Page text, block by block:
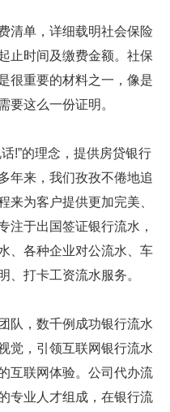
清单，详细载明社会保险
止时间及缴费金额。社保
很重要的材料之一，像是
要这么一份证明。
!”的理念，提供房贷银行
年来，我们孜孜不倦地追
来为客户提供更加完美、
注于出国签证银行流水，
、各种企业对公流水、车
、打卡工资流水服务。
队，数千例成功银行流水
觉，引领互联网银行流水
互联网体验。公司代办流
专业人才组成，在银行流